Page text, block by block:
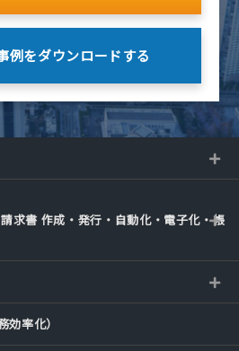
例をダウンロードする
求書 作成・発行・自動化・電子化・帳
率化）